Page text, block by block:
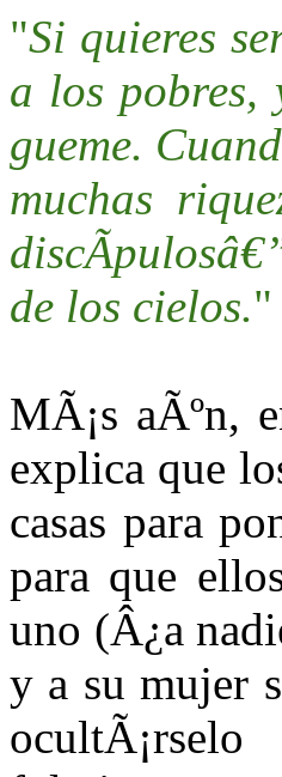
"Si quieres
a los pobres,
gueme.
muchas
de los cielos."
MÃ¡s aÃºn,
explica que
casas para
para que
uno (Â¿a
y a su mujer